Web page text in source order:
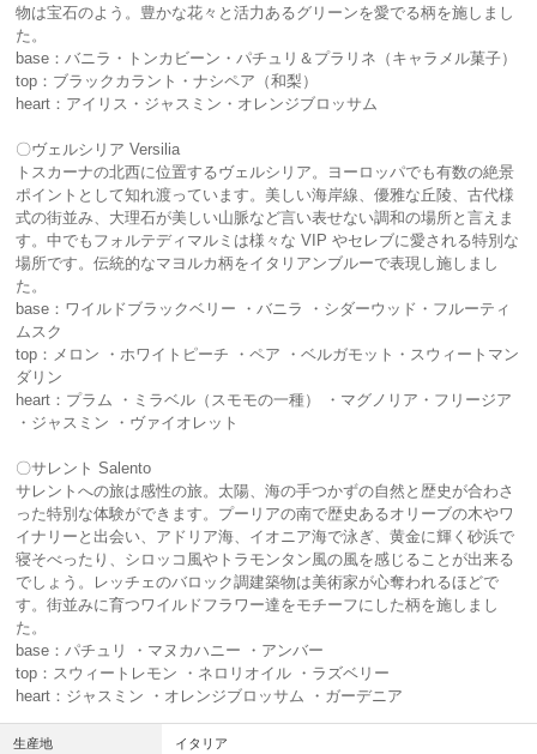
物は宝石のよう。豊かな花々と活力あるグリーンを愛でる柄を施しまし
た。
base：バニラ・トンカビーン・パチュリ＆プラリネ（キャラメル菓子）
top：ブラックカラント・ナシペア（和梨）
heart：アイリス・ジャスミン・オレンジブロッサム
〇ヴェルシリア Versilia
トスカーナの北西に位置するヴェルシリア。ヨーロッパでも有数の絶景
ポイントとして知れ渡っています。美しい海岸線、優雅な丘陵、古代様
式の街並み、大理石が美しい山脈など言い表せない調和の場所と言えま
す。中でもフォルテディマルミは様々な VIP やセレブに愛される特別な
場所です。伝統的なマヨルカ柄をイタリアンブルーで表現し施しまし
た。
base：ワイルドブラックベリー ・バニラ ・シダーウッド・フルーティ
ムスク
top：メロン ・ホワイトピーチ ・ペア ・ベルガモット・スウィートマン
ダリン
heart：プラム ・ミラベル（スモモの一種） ・マグノリア・フリージア
・ジャスミン ・ヴァイオレット
〇サレント Salento
サレントへの旅は感性の旅。太陽、海の手つかずの自然と歴史が合わさ
った特別な体験ができます。プーリアの南で歴史あるオリーブの木やワ
イナリーと出会い、アドリア海、イオニア海で泳ぎ、黄金に輝く砂浜で
寝そべったり、シロッコ風やトラモンタン風の風を感じることが出来る
でしょう。レッチェのバロック調建築物は美術家が心奪われるほどで
す。街並みに育つワイルドフラワー達をモチーフにした柄を施しまし
た。
base：パチュリ ・マヌカハニー ・アンバー
top：スウィートレモン ・ネロリオイル ・ラズベリー
heart：ジャスミン ・オレンジブロッサム ・ガーデニア
生産地 イタリア